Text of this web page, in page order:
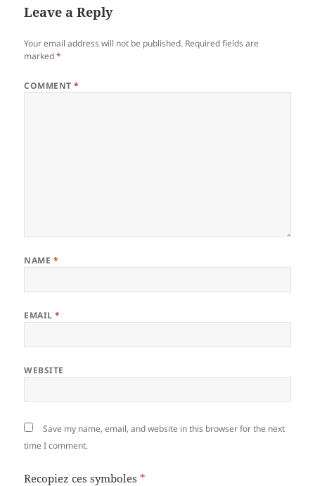
Leave a Reply
Your email address will not be published. Required fields are
marked*
COMMENT*
NAME *
EMAIL*
WEBSITE
Save my name, email, and website in this browser for the next
time I comment.
Recopiez ces symboles *